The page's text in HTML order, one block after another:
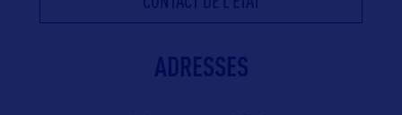
ADRESSES